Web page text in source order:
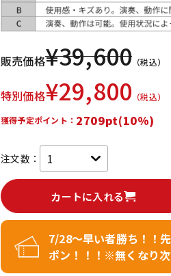
レコーディン
グ機器
配
機
販売価格¥39,600 （税込）
特別価格¥29,800 （税込）
獲得予定ポイント： 2709pt(10%)
注文数：
カートに入れる
7/28～早い者勝ち！！
ポン！！！※無くなり